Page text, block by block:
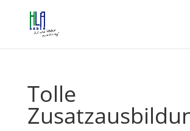
Tolle